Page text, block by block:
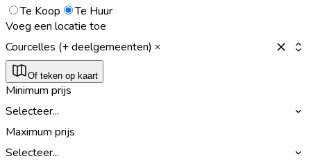
Te Koop
Te Huur
Voeg een locatie toe
Courcelles (+ deelgemeenten)
Of teken op kaart
Minimum prijs
Selecteer...
Maximum prijs
Selecteer...